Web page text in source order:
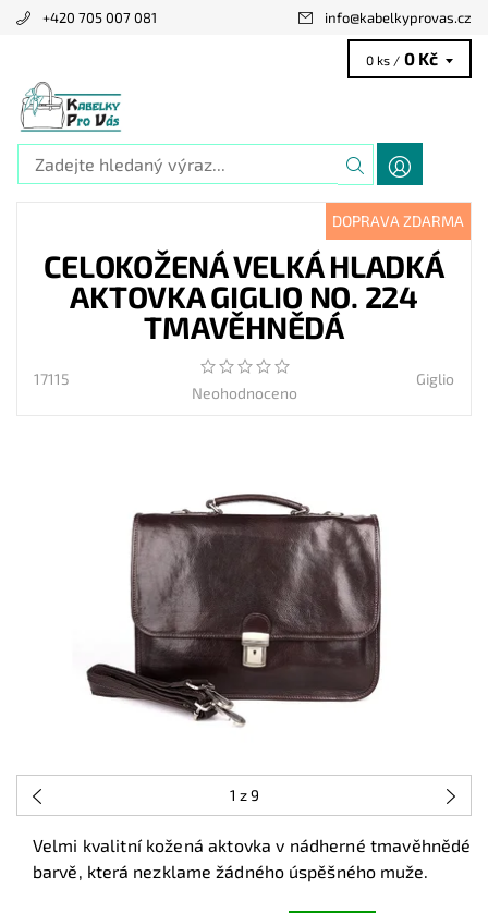
+420 705 007 081 info@kabelkyprovas.cz
0 ks / 0 Kč
DOPRAVA ZDARMA
CELOKOŽENÁ VELKÁ HLADKÁ
AKTOVKA GIGLIO NO. 224
TMAVĚHNĚDÁ
17115
Neohodnoceno
Giglio
1 z 9
Velmi kvalitní kožená aktovka v nádherné tmavěhnědé
barvě, která nezklame žádného úspěšného muže.